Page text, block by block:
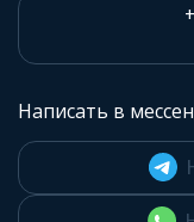
Написать в